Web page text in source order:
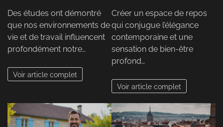
Des études ont démontré
que nos environnements de
vie et de travail influencent
profondément notre…
Voir article complet
Créer un espace de repos
qui conjugue l’élégance
contemporaine et une
sensation de bien-être
profond…
Voir article complet